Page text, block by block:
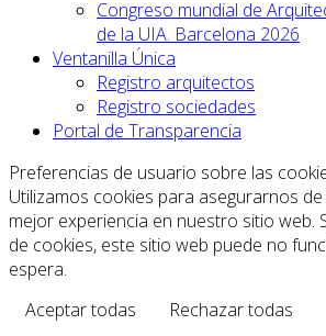
Congreso mundial de
de la UIA. Barcelona 2026
Ventanilla Única
Registro arquitectos
Registro sociedades
Portal de Transparencia
Preferencias de usuario sobre las
Utilizamos cookies para asegurarnos
mejor experiencia en nuestro sitio web.
de cookies, este sitio web puede no
espera.
Aceptar todas
Rechazar todas